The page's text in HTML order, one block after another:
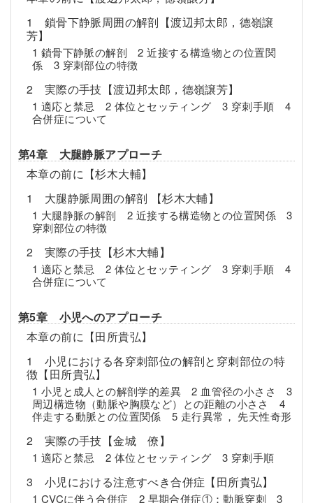
1 鎖骨下静脈周囲の解剖【渡辺邦太郎，德嶺譲
芳】
1 鎖骨下静脈の解剖 2 近接する構造物との位置関
係 3 穿刺部位の特徴
2 実際の手技【渡辺邦太郎，德嶺譲芳】
1 適応と禁忌 2 体位とセッティング 3 穿刺手順 4
合併症について
第4章 大腿静脈アプローチ
本章の前に【杉木大輔】
1 大腿静脈周囲の解剖 【杉木大輔】
1 大腿静脈の解剖 2 近接する構造物との位置関係 3
穿刺部位の特徴
2 実際の手技【杉木大輔】
1 適応と禁忌 2 体位とセッティング 3 穿刺手順 4
合併症について
第5章 小児へのアプローチ
本章の前に【田所貴弘】
1 小児における各穿刺部位の解剖と穿刺部位の特
徴【田所貴弘】
1 小児と成人との解剖学的差異 2 血管径の小ささ 3
周辺構造物（動脈や胸膜など）との距離の小ささ 4
伴走する動脈との位置関係 5 走行異常， 先天性奇形
2 実際の手技【金城 僚】
1 適応と禁忌 2 体位とセッティング 3 穿刺手順
3 小児における注意すべき合併症【田所貴弘】
1 CVCに伴う合併症 2 早期合併症①：動脈穿刺 3